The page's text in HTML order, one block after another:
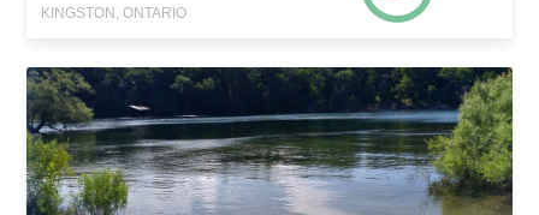
KINGSTON, ONTARIO